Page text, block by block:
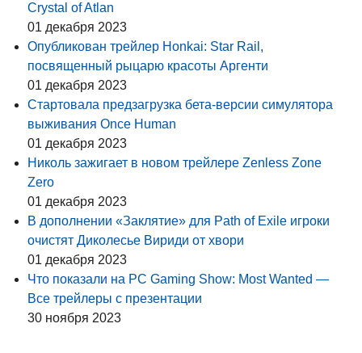
Crystal of Atlan
01 декабря 2023
Опубликован трейлер Honkai: Star Rail,
посвященный рыцарю красоты Аргенти
01 декабря 2023
Стартовала предзагрузка бета-версии симулятора
выживания Once Human
01 декабря 2023
Николь зажигает в новом трейлере Zenless Zone
Zero
01 декабря 2023
В дополнении «Заклятие» для Path of Exile игроки
очистят Диколесье Вириди от хвори
01 декабря 2023
Что показали на PC Gaming Show: Most Wanted —
Все трейлеры с презентации
30 ноября 2023